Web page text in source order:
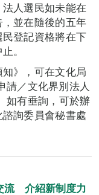
人選民如未能在
並在隨後的五年
登記資格將在下
。
》，可在文化局
請／文化界別法人
如有垂詢，可於辦
詢委員會秘書處
流 介紹新制度力